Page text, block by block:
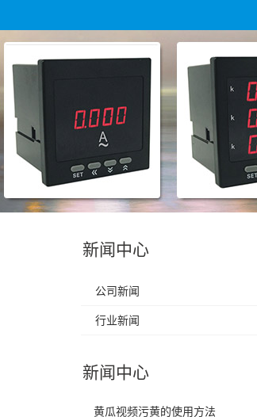
新闻中心
公司新闻
行业新闻
新闻中心
黄瓜视频污黄的使用方法